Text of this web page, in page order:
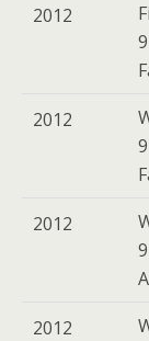
2012
2012
2012
2012